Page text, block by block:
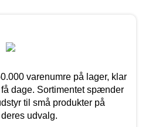
varenumre på lager, klar
dage. Sortimentet spænder
til små produkter på
udvalg.